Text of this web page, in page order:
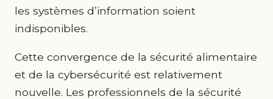
les systèmes d’information soient
indisponibles.
Cette convergence de la sécurité alimentaire
et de la cybersécurité est relativement
nouvelle. Les professionnels de la sécurité